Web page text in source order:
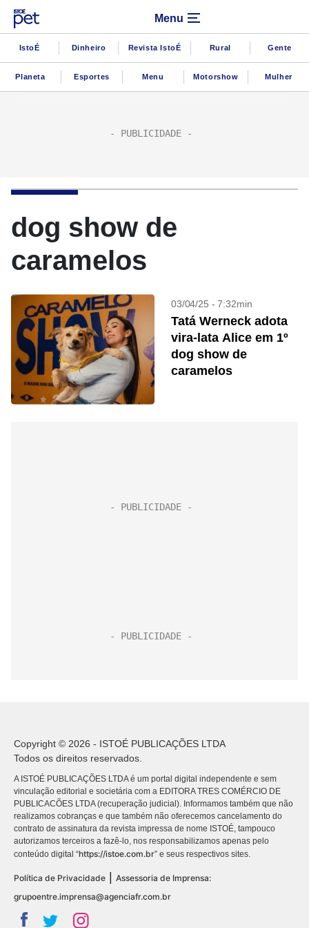
Menu
IstoÉ Dinheiro Revista IstoÉ Rural Gente
Planeta Esportes Menu Motorshow Mulher
dog show de
caramelos
03/04/25 - 7:32min
Tatá Werneck adota
vira-lata Alice em 1º
dog show de
caramelos
Copyright © 2026 - ISTOÉ PUBLICAÇÕES LTDA
Todos os direitos reservados.
A ISTOÉ PUBLICAÇÕES LTDA é um portal digital independente e sem
vinculação editorial e societária com a EDITORA TRES COMÉRCIO DE
PUBLICACÕES LTDA (recuperação judicial). Informamos também que não
realizamos cobranças e que também não oferecemos cancelamento do
contrato de assinatura da revista impressa de nome ISTOÉ, tampouco
autorizamos terceiros a fazê-lo, nos responsabilizamos apenas pelo
conteúdo digital “https://istoe.com.br” e seus respectivos sites.
Política de Privacidade
Assessoria de Imprensa:
grupoentre.imprensa@agenciafr.com.br